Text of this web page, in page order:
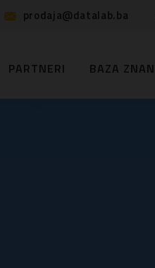
prodaja@datalab.ba
PARTNERI BAZA